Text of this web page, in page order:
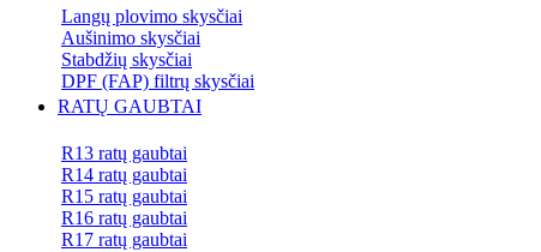
Langų plovimo skysčiai
Aušinimo skysčiai
Stabdžių skysčiai
DPF (FAP) filtrų skysčiai
RATŲ GAUBTAI
R13 ratų gaubtai
R14 ratų gaubtai
R15 ratų gaubtai
R16 ratų gaubtai
R17 ratų gaubtai